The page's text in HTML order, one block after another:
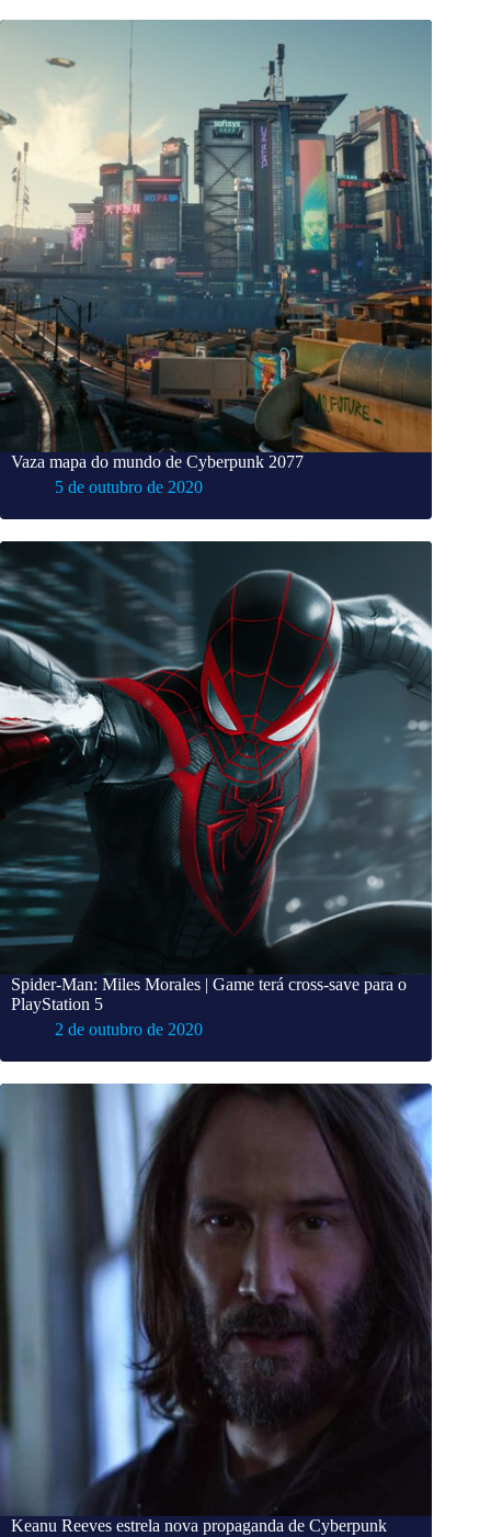
Vaza mapa do mundo de Cyberpunk 2077
5 de outubro de 2020
Spider-Man: Miles Morales | Game terá cross-save para o
PlayStation 5
2 de outubro de 2020
Keanu Reeves estrela nova propaganda de Cyberpunk